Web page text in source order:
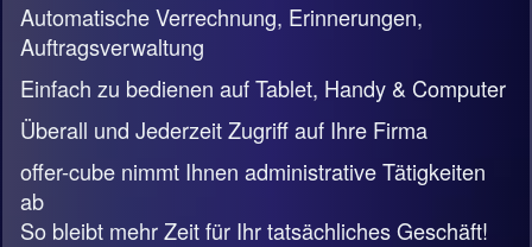
Automatische Verrechnung, Erinnerungen,
Auftragsverwaltung
Einfach zu bedienen auf Tablet, Handy & Computer
Überall und Jederzeit Zugriff auf Ihre Firma
offer-cube nimmt Ihnen administrative Tätigkeiten
ab
So bleibt mehr Zeit für Ihr tatsächliches Geschäft!